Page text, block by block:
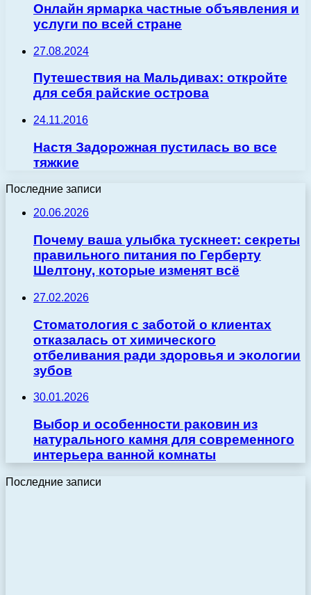
Онлайн ярмарка частные объявления и
услуги по всей стране
27.08.2024
Путешествия на Мальдивах: откройте
для себя райские острова
24.11.2016
Настя Задорожная пустилась во все
тяжкие
Последние записи
20.06.2026
Почему ваша улыбка тускнеет: секреты
правильного питания по Герберту
Шелтону, которые изменят всё
27.02.2026
Стоматология с заботой о клиентах
отказалась от химического
отбеливания ради здоровья и экологии
зубов
30.01.2026
Выбор и особенности раковин из
натурального камня для современного
интерьера ванной комнаты
Последние записи